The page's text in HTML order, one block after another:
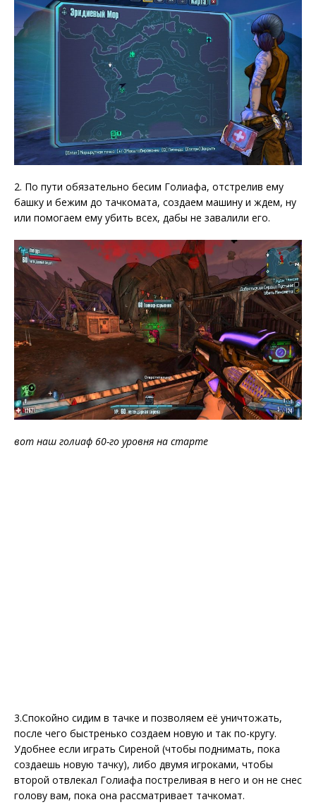
2. По пути обязательно бесим Голиафа, отстрелив ему
башку и бежим до тачкомата, создаем машину и ждем, ну
или помогаем ему убить всех, дабы не завалили его.
вот наш голиаф 60-го уровня на старте
3.Спокойно сидим в тачке и позволяем её уничтожать,
после чего быстренько создаем новую и так по-кругу.
Удобнее если играть Сиреной (чтобы поднимать, пока
создаешь новую тачку), либо двумя игроками, чтобы
второй отвлекал Голиафа постреливая в него и он не снес
голову вам, пока она рассматривает тачкомат.